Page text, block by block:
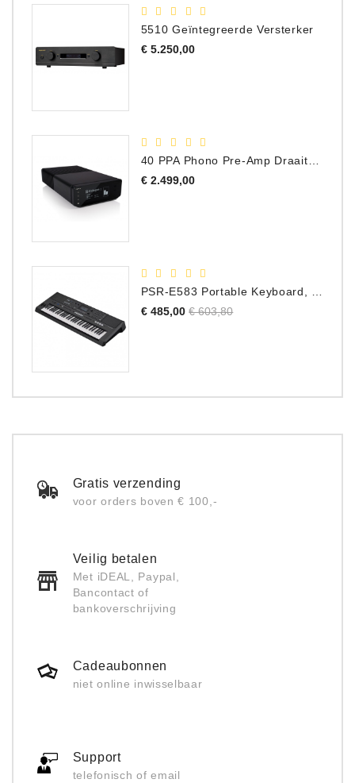
5510 Geïntegreerde Versterker
€ 5.250,00Prijs
€ 2.499,00Prijs
€ 485,00 Normale
€ 603,80Prijs
Gratis verzending
voor orders boven € 100,-
Veilig betalen
Met iDEAL, Paypal,
Bancontact of
bankoverschrijving
Cadeaubonnen
niet online inwisselbaar
Support
telefonisch of email